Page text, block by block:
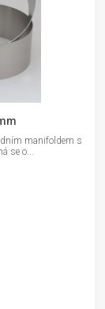
manifoldem s
se o...